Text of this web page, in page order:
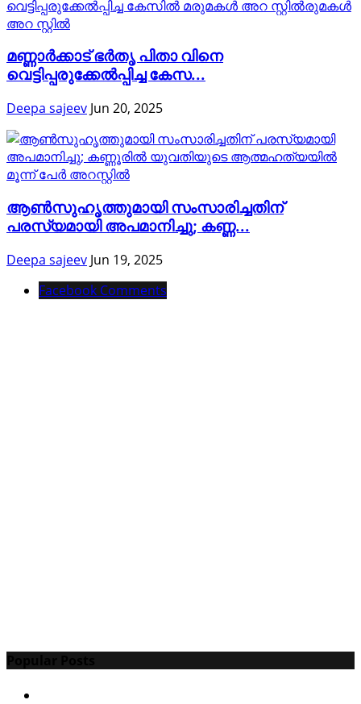
മണ്ണാർക്കാട് ഭർതൃ പിതാ വിനെ
വെട്ടിപ്പരുക്കേൽപ്പിച്ച കേസ...
Deepa sajeev Jun 20, 2025
ആൺസുഹൃത്തുമായി സംസാരിച്ചതിന്
പരസ്യമായി അപമാനിച്ചു; കണ്ണ...
Deepa sajeev Jun 19, 2025
Facebook Comments